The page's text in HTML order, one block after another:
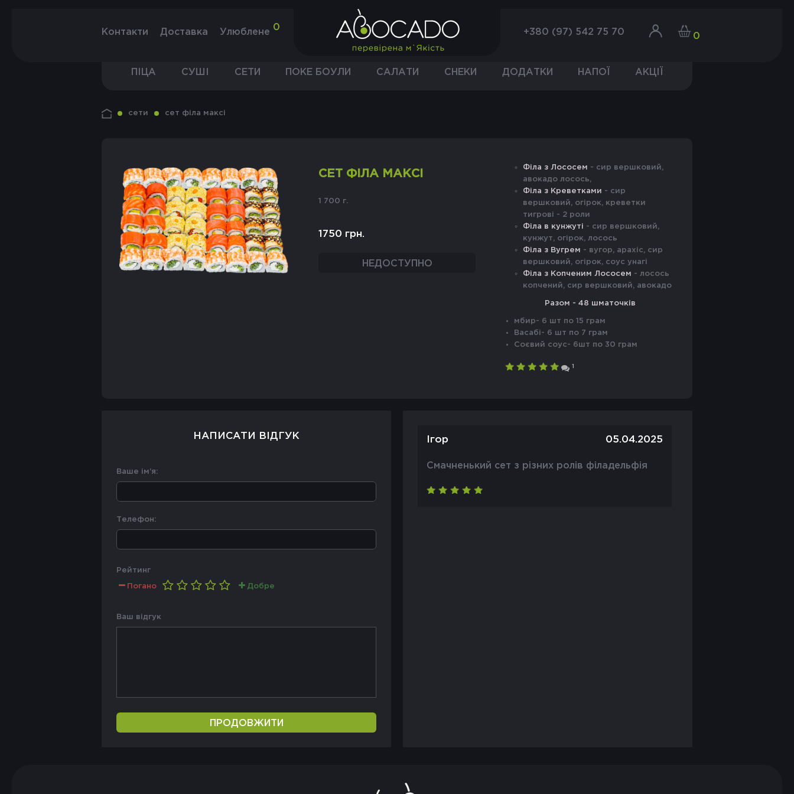
Контакти Доставка Улюблене
0 +380 (97) 542 75 70
0
ПІЦА СУШІ СЕТИ ПОКЕ БОУЛИ САЛАТИ СНЕКИ ДОДАТКИ НАПОЇ АКЦІЇ
сети сет філа максі
СЕТ ФІЛА МАКСІ
1 700 г.
1750 грн.
НЕДОСТУПНО
Філа з Лососем - сир вершковий,
авокадо лосось,
Філа з Креветками - сир
вершковий, огірок, креветки
тигрові - 2 роли
Філа в кунжуті - сир вершковий,
кунжут, огірок, лосось
Філа з Вугрем - вугор, арахіс, сир
вершковий, огірок, соус унагі
Філа з Копченим Лососем - лосось
копчений, сир вершковий, авокадо
Разом - 48 шматочків
мбир- 6 шт по 15 грам
Васабі- 6 шт по 7 грам
Соєвий соус- 6шт по 30 грам
1
НАПИСАТИ ВІДГУК
Ваше ім’я:
Телефон:
Рейтинг
Погано Добре
Ваш відгук
ПРОДОВЖИТИ
Ігор 05.04.2025
Смачненький сет з різних ролів філадельфія